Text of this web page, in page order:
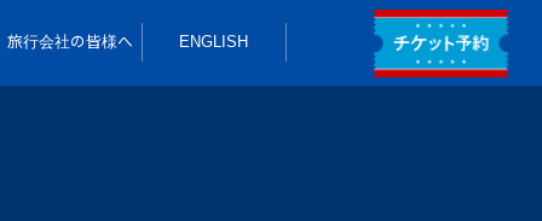
旅行会社の皆様へ ENGLISH